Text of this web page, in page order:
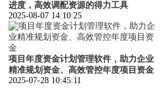
进度，高效调配资源的得力工具
2025-08-07 14:10:25
项目年度资金计划管理软件，助力企业
精准规划资金、高效管控年度项目资金
2025-07-28 10:45:11